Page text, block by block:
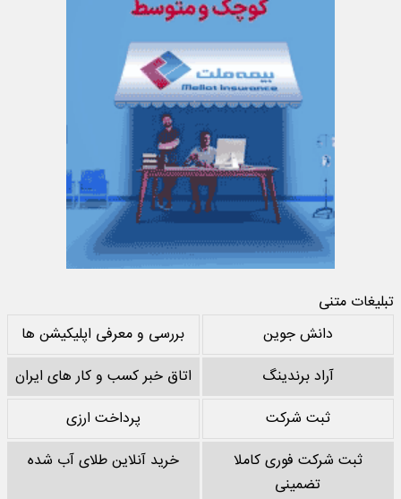
تبلیغات متنی
دانش جوین
بررسی و معرفی اپلیکیشن ها
آراد برندینگ
اتاق خبر کسب و کار های ایران
ثبت شرکت
پرداخت ارزی
ثبت شرکت فوری کاملا
تضمینی
خرید آنلاین طلای آب شده